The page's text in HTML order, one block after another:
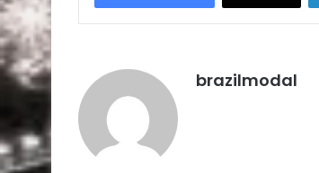
brazilmodal